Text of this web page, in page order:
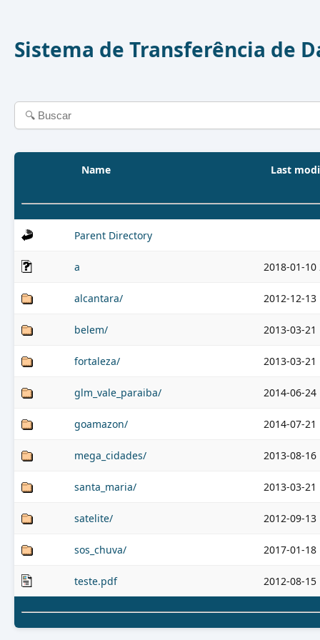
Sistema de Transferência de
Name Last
Parent Directory
a 2018-01-10
alcantara/ 2012-12-13
belem/ 2013-03-21
fortaleza/ 2013-03-21
glm_vale_paraiba/ 2014-06-24
goamazon/ 2014-07-21
mega_cidades/ 2013-08-16
santa_maria/ 2013-03-21
satelite/ 2012-09-13
sos_chuva/ 2017-01-18
teste.pdf 2012-08-15